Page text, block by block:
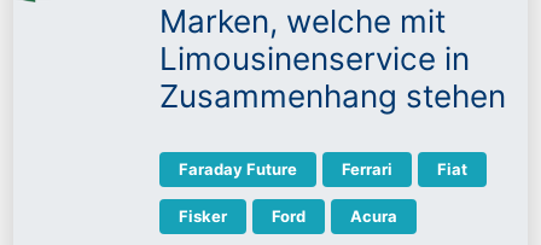
Marken, welche mit
Limousinenservice in
Zusammenhang stehen
Faraday Future Ferrari Fiat
Fisker Ford Acura